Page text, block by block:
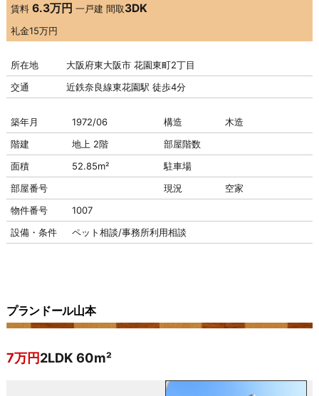
賃料 6.3万円一戸建 間取3DK
礼金15万円
所在地
大阪府東大阪市 花園東町2丁目
交通
近鉄奈良線東花園駅 徒歩4分
築年月 1972/06 構造
木造
階建
地上 2階
部屋階数
面積
52.85m²
駐車場
部屋番号
現況
空家
物件番号
1007
設備・条件
ペット相談/事務所利用相談
プランドール山本
7万円2LDK 60m²